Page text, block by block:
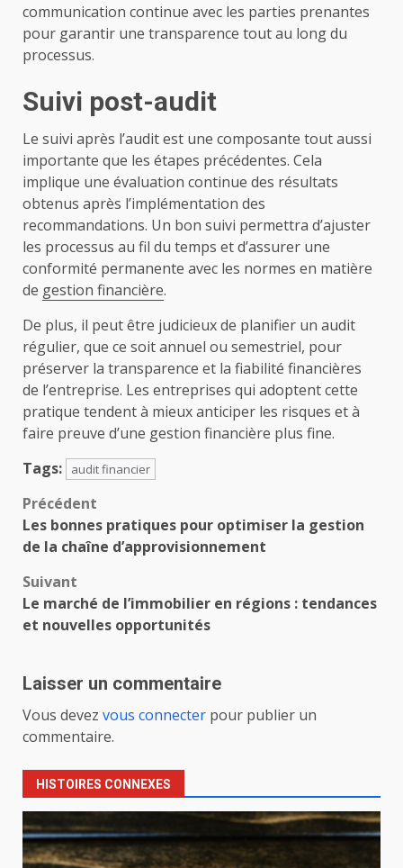
communication continue avec les parties prenantes
pour garantir une transparence tout au long du
processus.
Suivi post-audit
Le suivi après l’audit est une composante tout aussi
importante que les étapes précédentes. Cela
implique une évaluation continue des résultats
obtenus après l’implémentation des
recommandations. Un bon suivi permettra d’ajuster
les processus au fil du temps et d’assurer une
conformité permanente avec les normes en matière
de gestion financière.
De plus, il peut être judicieux de planifier un audit
régulier, que ce soit annuel ou semestriel, pour
préserver la transparence et la fiabilité financières
de l’entreprise. Les entreprises qui adoptent cette
pratique tendent à mieux anticiper les risques et à
faire preuve d’une gestion financière plus fine.
Tags:
audit financier
Navigation
d’article
Précédent
Les bonnes pratiques pour optimiser la gestion
de la chaîne d’approvisionnement
Suivant
Le marché de l’immobilier en régions : tendances
et nouvelles opportunités
Laisser un commentaire
Vous devez vous connecter pour publier un
commentaire.
HISTOIRES CONNEXES